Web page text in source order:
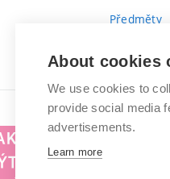
Předměty
Vysoké
About cookies
We use cookies to
provide social media
advertisements.
Learn more